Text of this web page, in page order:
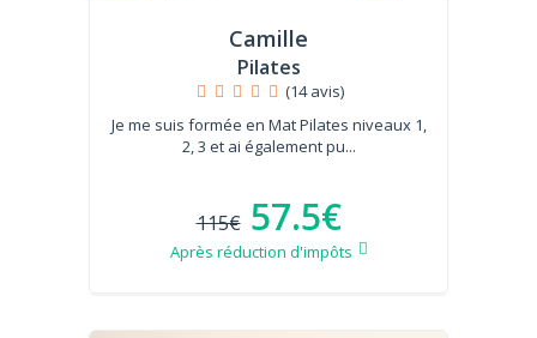
Camille
Pilates
(14 avis)
Je me suis formée en Mat Pilates niveaux 1,
2, 3 et ai également pu...
115€ 57.5€
Après réduction d'impôts